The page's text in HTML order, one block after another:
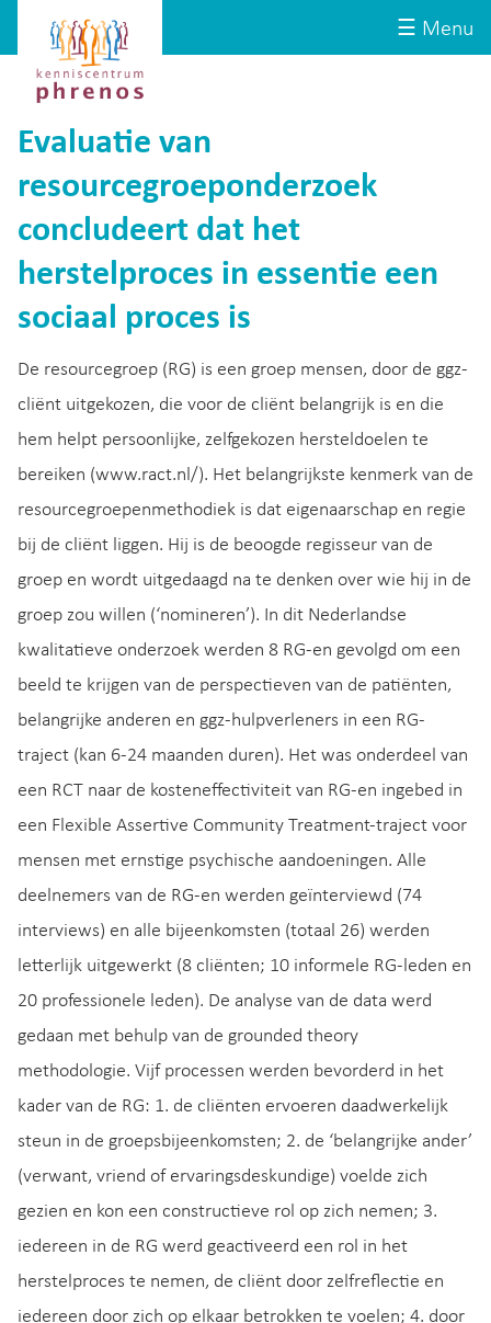
☰ Menu
Kenniscentrum
Phrenos
website
Evaluatie van
resourcegroeponderzoek
concludeert dat het
herstelproces in essentie een
sociaal proces is
De resourcegroep (RG) is een groep mensen, door de ggz-
cliënt uitgekozen, die voor de cliënt belangrijk is en die
hem helpt persoonlijke, zelfgekozen hersteldoelen te
bereiken (www.ract.nl/). Het belangrijkste kenmerk van de
resourcegroepenmethodiek is dat eigenaarschap en regie
bij de cliënt liggen. Hij is de beoogde regisseur van de
groep en wordt uitgedaagd na te denken over wie hij in de
groep zou willen (‘nomineren’). In dit Nederlandse
kwalitatieve onderzoek werden 8 RG-en gevolgd om een
beeld te krijgen van de perspectieven van de patiënten,
belangrijke anderen en ggz-hulpverleners in een RG-
traject (kan 6-24 maanden duren). Het was onderdeel van
een RCT naar de kosteneffectiviteit van RG-en ingebed in
een Flexible Assertive Community Treatment-traject voor
mensen met ernstige psychische aandoeningen. Alle
deelnemers van de RG-en werden geïnterviewd (74
interviews) en alle bijeenkomsten (totaal 26) werden
letterlijk uitgewerkt (8 cliënten; 10 informele RG-leden en
20 professionele leden). De analyse van de data werd
gedaan met behulp van de grounded theory
methodologie. Vijf processen werden bevorderd in het
kader van de RG: 1. de cliënten ervoeren daadwerkelijk
steun in de groepsbijeenkomsten; 2. de ‘belangrijke ander’
(verwant, vriend of ervaringsdeskundige) voelde zich
gezien en kon een constructieve rol op zich nemen; 3.
iedereen in de RG werd geactiveerd een rol in het
herstelproces te nemen, de cliënt door zelfreflectie en
iedereen door zich op elkaar betrokken te voelen; 4. door